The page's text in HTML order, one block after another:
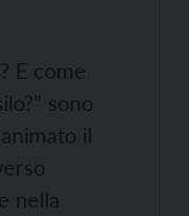
E come
sono
il
nella